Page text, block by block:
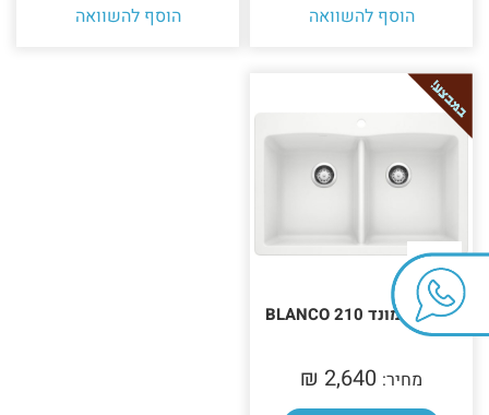
הוסף להשוואה
הוסף להשוואה
כיור דיאמונד BLANCO 210
מחיר: 2,640 ₪‎